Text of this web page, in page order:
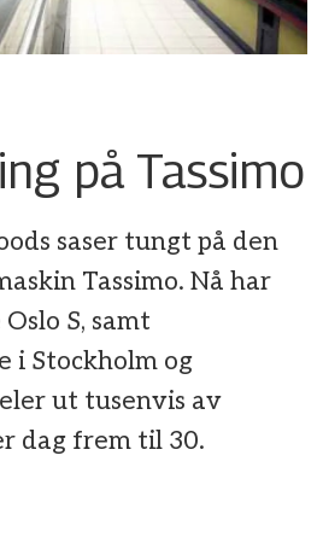
på Tassimo
saser tungt på den
Tassimo. Nå har
S, samt
i Stockholm og
ut tusenvis av
dag frem til 30.